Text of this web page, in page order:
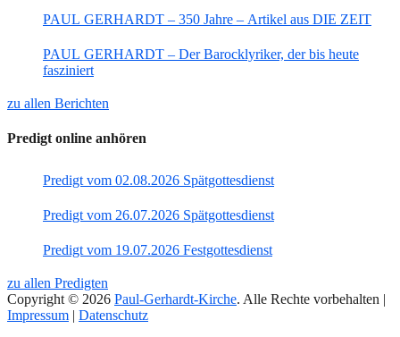
PAUL GERHARDT – 350 Jahre – Artikel aus DIE ZEIT
PAUL GERHARDT – Der Barocklyriker, der bis heute
fasziniert
zu allen Berichten
Predigt online anhören
Predigt vom 02.08.2026 Spätgottesdienst
Predigt vom 26.07.2026 Spätgottesdienst
Predigt vom 19.07.2026 Festgottesdienst
zu allen Predigten
Copyright © 2026 Paul-Gerhardt-Kirche. Alle Rechte vorbehalten |
Impressum | Datenschutz